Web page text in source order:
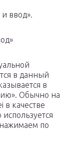
ввод».
в данный
в
Обычно на
в качестве
по